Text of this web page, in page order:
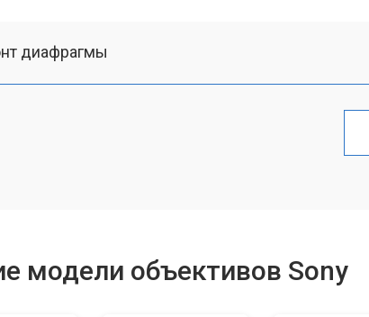
диафрагмы
модели объективов Sony